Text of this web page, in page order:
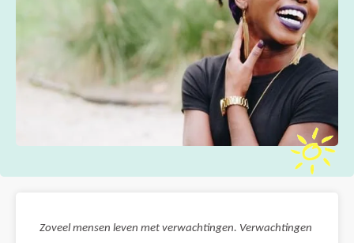
Zoveel mensen leven met verwachtingen. Verwachtingen